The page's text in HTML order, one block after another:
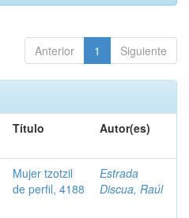
Anterior 1 Siguiente
Título Autor(es)
Mujer tzotzil
de perfil, 4188
Estrada
Discua, Raúl